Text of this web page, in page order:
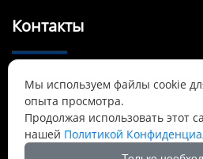
Контакты

55-1 Qianjin Road, район
Ляонин
 Cnbrtsummer@gmail.com
Мы используем файлы cookie
опыта просмотра.
Продолжая использовать этот
нашей Политикой